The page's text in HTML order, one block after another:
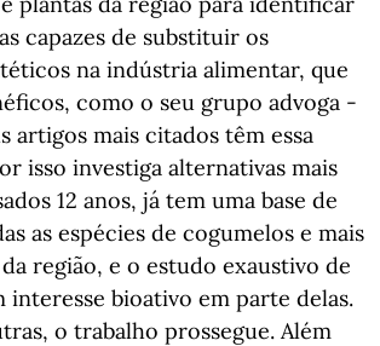
capazes de substituir os
na indústria alimentar, que
como o seu grupo advoga -
artigos mais citados têm essa
isso investiga alternativas mais
12 anos, já tem uma base de
as espécies de cogumelos e mais
região, e o estudo exaustivo de
interesse bioativo em parte delas.
o trabalho prossegue. Além